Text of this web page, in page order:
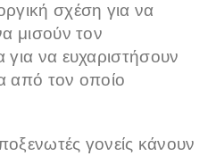
σχέση για να
μισούν τον
να ευχαριστήσουν
από τον οποίο
γονείς κάνουν